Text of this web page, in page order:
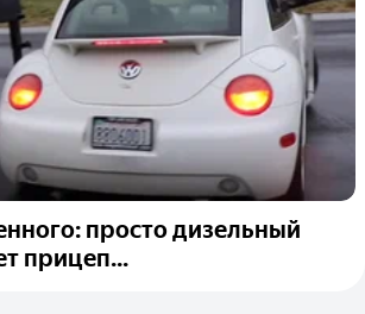
просто дизельный
прицеп...